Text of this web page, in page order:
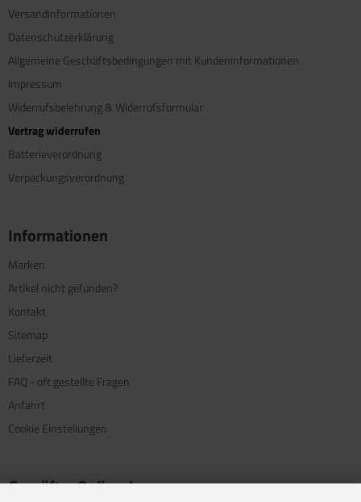
Versandinformationen
Datenschutzerklärung
Allgemeine Geschäftsbedingungen mit Kundeninformationen
Impressum
Widerrufsbelehrung & Widerrufsformular
Vertrag widerrufen
Batterieverordnung
Verpackungsverordnung
Informationen
Marken
Artikel nicht gefunden?
Kontakt
Sitemap
Lieferzeit
FAQ - oft gestellte Fragen
Anfahrt
Cookie Einstellungen
Geprüfter Onlineshop